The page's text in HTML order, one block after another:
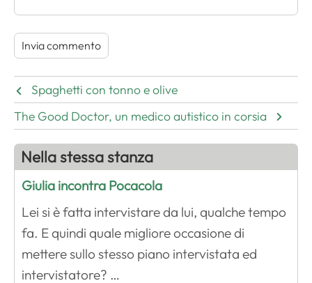
Spaghetti con tonno e olive
The Good Doctor, un medico autistico in corsia
Nella stessa stanza
Giulia incontra Pocacola
Lei si è fatta intervistare da lui, qualche tempo
fa. E quindi quale migliore occasione di
mettere sullo stesso piano intervistata ed
intervistatore? …